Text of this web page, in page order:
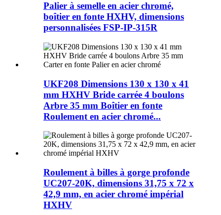
Palier à semelle en acier chromé,
boîtier en fonte HXHV, dimensions
personnalisées FSP-IP-315R
UKF208 Dimensions 130 x 130 x 41
mm HXHV Bride carrée 4 boulons
Arbre 35 mm Boîtier en fonte
Roulement en acier chromé...
Roulement à billes à gorge profonde
UC207-20K, dimensions 31,75 x 72 x
42,9 mm, en acier chromé impérial
HXHV